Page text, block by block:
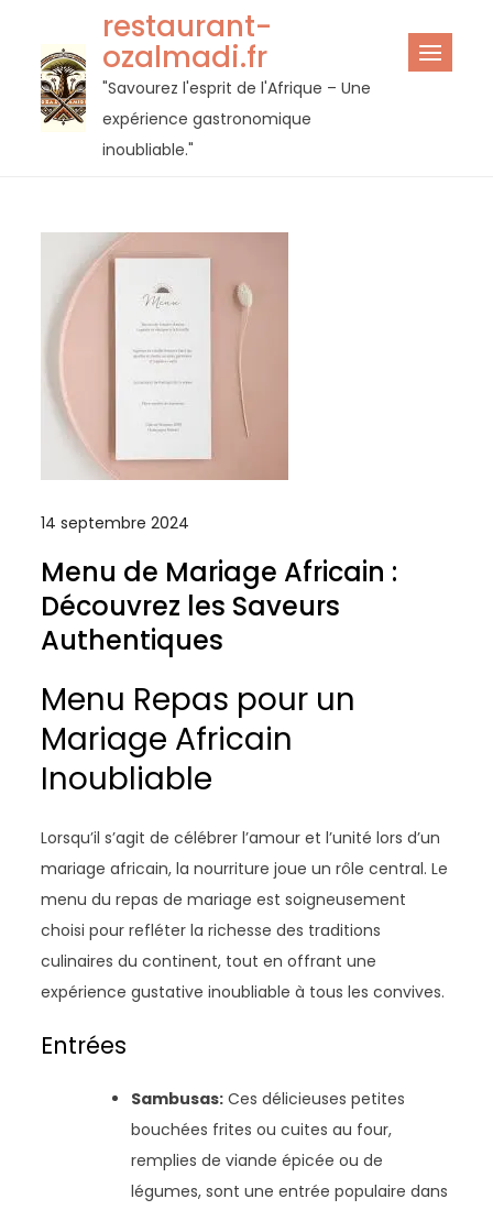
contenu
restaurant-
ozalmadi.fr
"Savourez l'esprit de l'Afrique – Une
expérience gastronomique
inoubliable."
14 septembre 2024
Menu de Mariage Africain :
Découvrez les Saveurs
Authentiques
Menu Repas pour un
Mariage Africain
Inoubliable
Lorsqu’il s’agit de célébrer l’amour et l’unité lors d’un
mariage africain, la nourriture joue un rôle central. Le
menu du repas de mariage est soigneusement
choisi pour refléter la richesse des traditions
culinaires du continent, tout en offrant une
expérience gustative inoubliable à tous les convives.
Entrées
Sambusas: Ces délicieuses petites
bouchées frites ou cuites au four,
remplies de viande épicée ou de
légumes, sont une entrée populaire dans